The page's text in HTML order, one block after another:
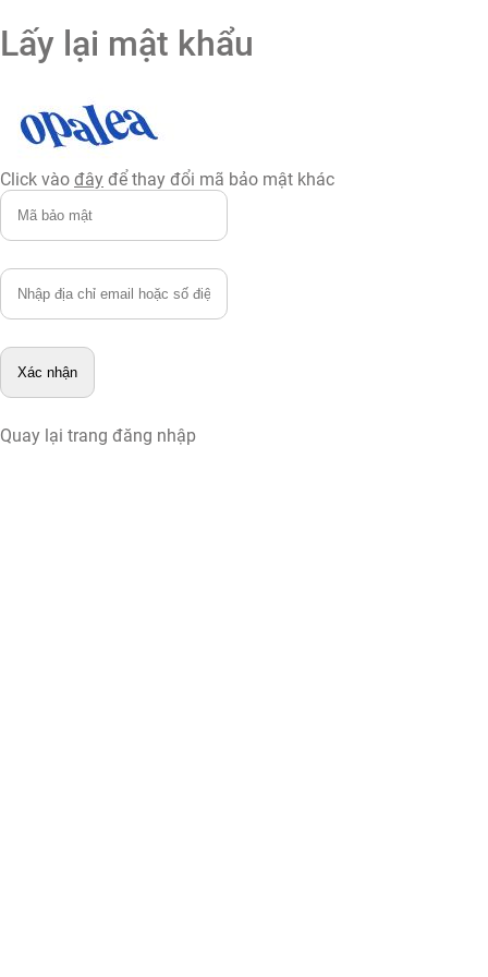
Lấy lại mật khẩu
Click vào đây để thay đổi mã bảo mật khác
Quay lại trang đăng nhập